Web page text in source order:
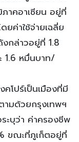
าคอาเซียน อยู่ที่
ค่าใช้จ่ายเฉลี่ย
งกล่าวอยู่ที่ 1.8
1.6 หมื่นบาท/
โปร์เป็นเมืองที่มี
มด้วยกรุงเทพฯ
ะบุว่า ค่าครองชีพ
ขณะที่ภูเก็ตอยู่ที่